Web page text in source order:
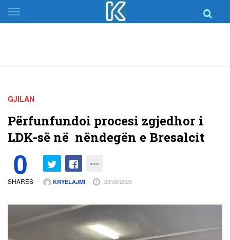
Skip
to
GJILAN
Përfunfundoi procesi zgjedhor i
LDK-së në nëndegën e Bresalcit
0
SHARES KRYELAJMI 23/06/2023